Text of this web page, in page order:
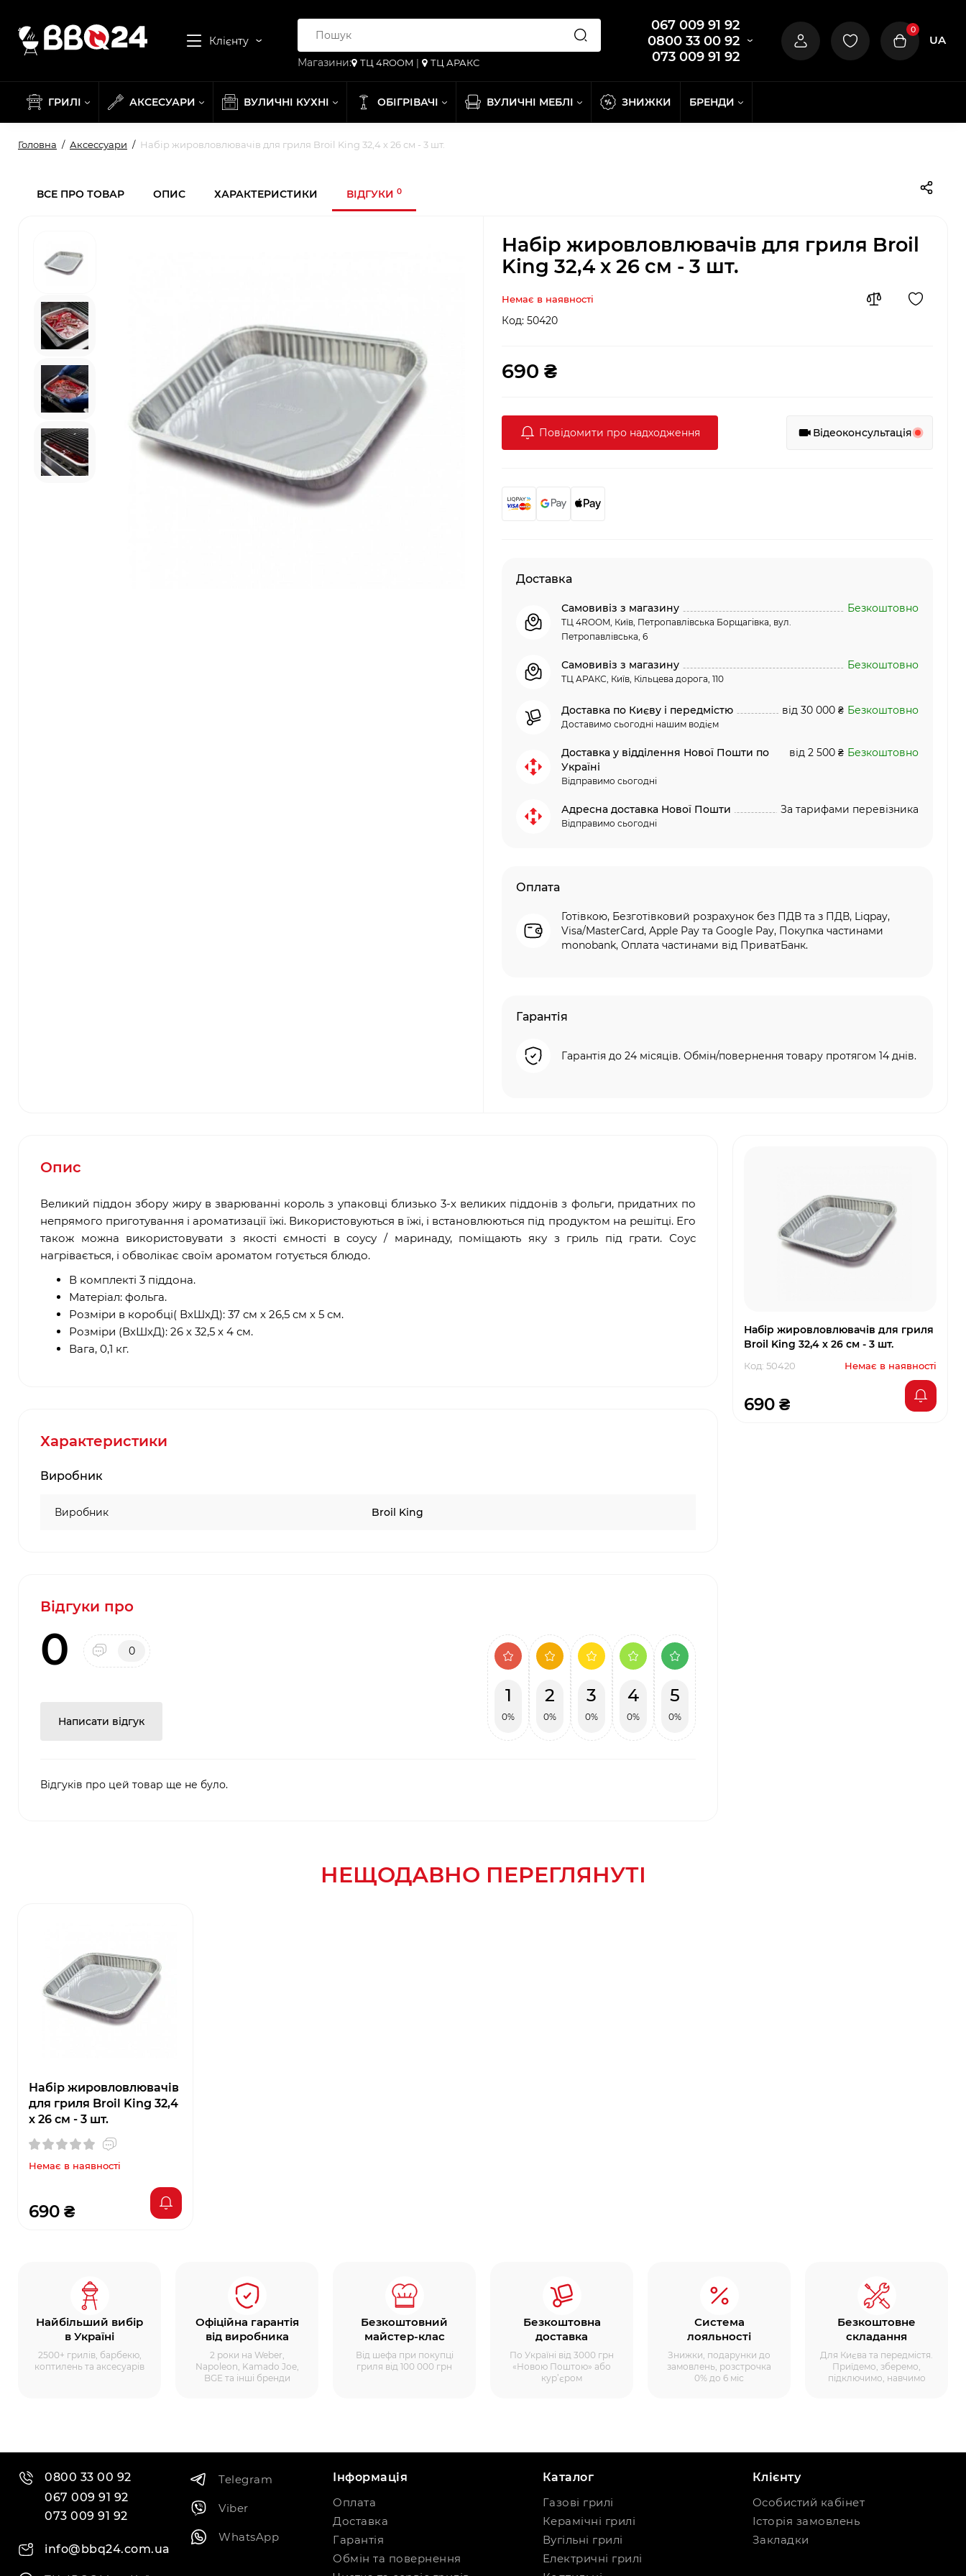
Клієнту
067 009 91 92
0800 33 00 92
073 009 91 92
Магазини: ТЦ 4ROOM | ТЦ АРАКС
0
UA
ГРИЛІ АКСЕСУАРИ ВУЛИЧНІ КУХНІ ОБІГРІВАЧІ ВУЛИЧНІ МЕБЛІ ЗНИЖКИ БРЕНДИ
Головна Аксессуари Набір жировловлювачів для гриля Broil King 32,4 х 26 см - 3 шт.
ВСЕ ПРО ТОВАР ОПИС ХАРАКТЕРИСТИКИ ВІДГУКИ 0
Набір жировловлювачів для гриля Broil
King 32,4 х 26 см - 3 шт.
Немає в наявності
Код: 50420
690 ₴
Повідомити про надходження Відеоконсультація
Доставка
Самовивіз з магазину
ТЦ 4ROOM, Київ, Петропавлівська Борщагівка, вул.
Петропавлівська, 6
Безкоштовно
Самовивіз з магазину
ТЦ АРАКС, Київ, Кільцева дорога, 110
Безкоштовно
Доставка по Києву і передмістю
Доставимо сьогодні нашим водієм
від 30 000 ₴ Безкоштовно
Доставка у відділення Нової Пошти по
Україні
Відправимо сьогодні
від 2 500 ₴ Безкоштовно
Адресна доставка Нової Пошти
Відправимо сьогодні
За тарифами перевізника
Оплата
Готівкою, Безготівковий розрахунок без ПДВ та з ПДВ, Liqpay,
Visa/MasterCard, Apple Pay та Google Pay, Покупка частинами
monobank, Оплата частинами від ПриватБанк.
Гарантія
Гарантія до 24 місяців. Обмін/повернення товару протягом 14 днів.
Опис
Великий піддон збору жиру в зварюванні король з упаковці близько 3-х великих піддонів з фольги, придатних по
непрямого приготування і ароматизації їжі. Використовуються в їжі, і встановлюються під продуктом на решітці. Его
також можна використовувати з якості ємності в соусу / маринаду, поміщають яку з гриль під грати. Соус
нагрівається, і обволікає своїм ароматом готується блюдо.
В комплекті 3 піддона.
Матеріал: фольга.
Розміри в коробці( ВхШхД): 37 см х 26,5 см х 5 см.
Розміри (ВхШхД): 26 х 32,5 х 4 см.
Вага, 0,1 кг.
Характеристики
Виробник
Виробник Broil King
Відгуки про
0 0
Написати відгук
1
0%
2
0%
3
0%
4
0%
5
0%
Відгуків про цей товар ще не було.
Набір жировловлювачів для гриля
Broil King 32,4 х 26 см - 3 шт.
Код: 50420 Немає в наявності
690 ₴
НЕЩОДАВНО ПЕРЕГЛЯНУТІ
Набір жировловлювачів
для гриля Broil King 32,4
х 26 см - 3 шт.
Немає в наявності
690 ₴
Найбільший вибір
в Україні
2500+ грилів, барбекю,
коптилень та аксесуарів
Офіційна гарантія
від виробника
2 роки на Weber,
Napoleon, Kamado Joe,
BGE та інші бренди
Безкоштовний
майстер-клас
Від шефа при покупці
гриля від 100 000 грн
Безкоштовна
доставка
По Україні від 3000 грн
«Новою Поштою» або
кур’єром
Система
лояльності
Знижки, подарунки до
замовлень, розстрочка
0% до 6 міс
Безкоштовне
складання
Для Києва та передмістя.
Приїдемо, зберемо,
підключимо, навчимо
0800 33 00 92
067 009 91 92
073 009 91 92
info@bbq24.com.ua
Telegram
Viber
WhatsApp
Інформація
Оплата
Доставка
Гарантія
Обмін та повернення
Каталог
Газові грилі
Керамічні грилі
Вугільні грилі
Електричні грилі
Клієнту
Особистий кабінет
Історія замовлень
Закладки